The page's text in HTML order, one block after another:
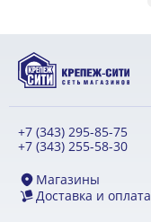
+7 (343) 295-85-75
+7 (343) 255-58-30
Магазины
Доставка и оплата